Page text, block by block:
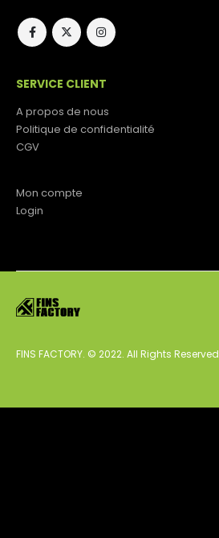
SERVICE CLIENT
A propos de nous
Politique de confidentialité
CGV
Mon compte
Login
FINS FACTORY. © 2022. All Rights Reserved